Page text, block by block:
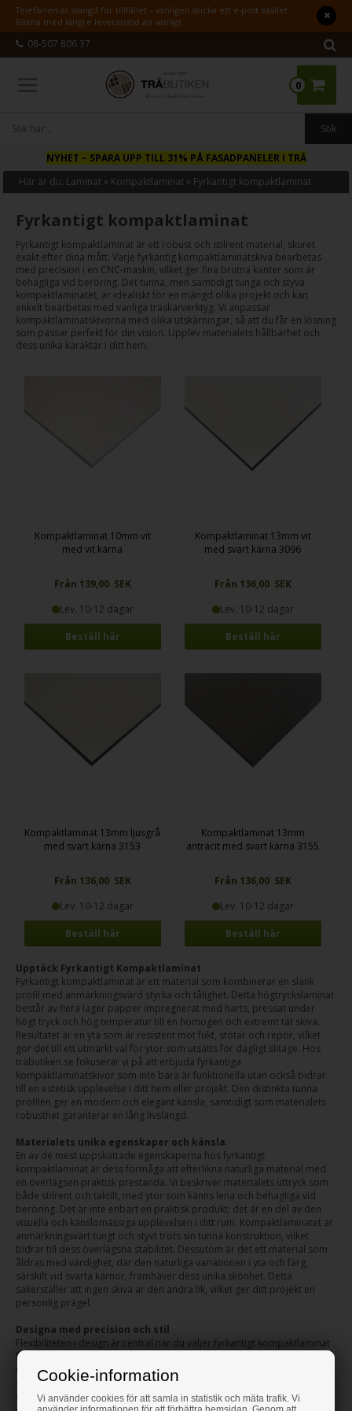
Cookie-information
Vi använder cookies för att samla in statistik och mäta trafik. Vi
Telefonen är stängd för tillfället – vänligen skicka ett e-post istället.
Räkna med längre leveranstid än vanligt.
08-507 806 37
0
NYHET– SPARA UPP TILL 31% PÅ FASADPANELER I TRÄ
Här är du: Laminat » Kompaktlaminat » Fyrkantigt kompaktlaminat
Fyrkantigt kompaktlaminat
Fyrkantigt kompaktlaminat är ett robust och stilrent material, skuret
exakt efter dina mått. Varje fyrkantig kompaktlaminatskiva bearbetas
med precision i en CNC-maskin, vilket ger fina brutna kanter som är
behagliga vid beröring. Det tunna, men samtidigt tunga och styva
kompaktlaminatet, är idealiskt för en mängd olika projekt och kan
enkelt bearbetas med vanliga träskärverktyg. Vi anpassar
kompaktlaminatskivorna med olika utskärningar, så att du får en lösning
som passar perfekt för din vision. Upplev materialets hållbarhet och
dess unika karaktär i ditt hem.
Kompaktlaminat 10mm vit
med vit kärna
Från 139,00 SEK
Lev. 10-12 dagar
Beställ här
Kompaktlaminat 13mm vit
med svart kärna 3096
Från 136,00 SEK
Lev. 10-12 dagar
Beställ här
Kompaktlaminat 13mm ljusgrå
med svart kärna 3153
Från 136,00 SEK
Lev. 10-12 dagar
Beställ här
Kompaktlaminat 13mm
antracit med svart kärna 3155
Från 136,00 SEK
Lev. 10-12 dagar
Beställ här
Upptäck Fyrkantigt Kompaktlaminat
Fyrkantigt kompaktlaminat är ett material som kombinerar en slank
profil med anmärkningsvärd styrka och tålighet. Detta högtryckslaminat
består av flera lager papper impregnerat med harts, pressat under
högt tryck och hög temperatur till en homogen och extremt tät skiva.
Resultatet är en yta som är resistent mot fukt, stötar och repor, vilket
gör det till ett utmärkt val för ytor som utsätts för dagligt slitage. Hos
träbutiken.se fokuserar vi på att erbjuda fyrkantiga
kompaktlaminatskivor som inte bara är funktionella utan också bidrar
till en estetisk upplevelse i ditt hem eller projekt. Den distinkta tunna
profilen ger en modern och elegant känsla, samtidigt som materialets
robusthet garanterar en lång livslängd.
Materialets unika egenskaper och känsla
En av de mest uppskattade egenskaperna hos fyrkantigt
kompaktlaminat är dess förmåga att efterlikna naturliga material med
en överlägsen praktisk prestanda. Vi beskriver materialets uttryck som
både stilrent och taktilt, med ytor som känns lena och behagliga vid
beröring. Det är inte enbart en praktisk produkt; det är en del av den
visuella och känslomässiga upplevelsen i ditt rum. Kompaktlaminatet är
anmärkningsvärt tungt och styvt trots sin tunna konstruktion, vilket
bidrar till dess överlägsna stabilitet. Dessutom är det ett material som
åldras med värdighet, där den naturliga variationen i yta och färg,
särskilt vid svarta kärnor, framhäver dess unika skönhet. Detta
säkerställer att ingen skiva är den andra lik, vilket ger ditt projekt en
personlig prägel.
Designa med precision och stil
Flexibiliteten i design är central när du väljer fyrkantigt kompaktlaminat
från träbutiken.se. Vi erbjuder skivor som kapas med stor precision
med hjälp av avancerade CNC-maskiner. Detta garanterar skarpa linjer
och de "brutna kanterna" som inte bara är estetiskt tilltalande utan
också bidrar till en mjukare och säkrare kantprofil. Vårt sortiment